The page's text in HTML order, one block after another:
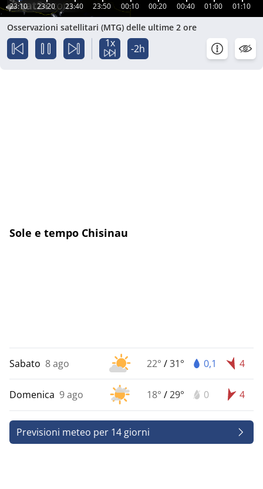
23:10 23:20 23:40 23:50 00:10 00:20 00:40 01:00 01:10
Osservazioni satellitari (MTG) delle ultime 2 ore
1x -2h
Sole e tempo Chisinau
Sabato 8 ago 22° /31° 0,1 4
Domenica 9 ago 18° /29° 0 4
Previsioni meteo per 14 giorni